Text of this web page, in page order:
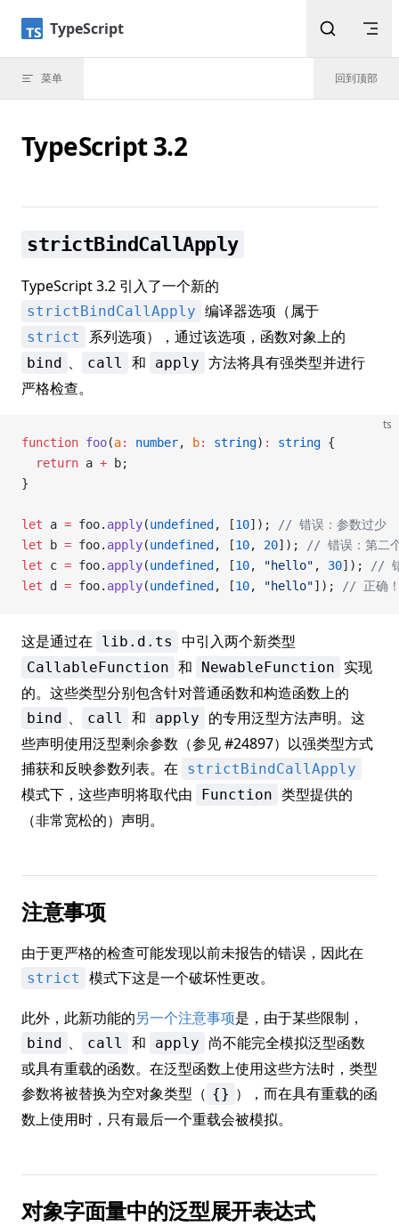
Skip to content
TypeScript
菜单 回到顶部
TypeScript 3.2
strictBindCallApply
TypeScript 3.2 引入了一个新的
strictBindCallApply 编译器选项（属于
strict 系列选项），通过该选项，函数对象上的
bind 、 call 和 apply 方法将具有强类型并进行
严格检查。
ts
function foo(a: number, b: string) : string {
  return
a + b;
}
let a = foo. apply(undefined , [10]);
// 错误：参数过少
let b = foo. apply(undefined , [10, 20]);
// 错误：第二
let c = foo. apply(undefined , [10, "hello" , 30]);
//
let d = foo. apply(undefined , [10, "hello"]); // 正确！
这是通过在 lib.d.ts 中引入两个新类型
CallableFunction 和 NewableFunction
实现
的。这些类型分别包含针对普通函数和构造函数上的
bind 、 call 和 apply
的专用泛型方法声明。这
些声明使用泛型剩余参数（参见 #24897）以强类型方式
捕获和反映参数列表。在
strictBindCallApply
模式下，这些声明将取代由 Function 类型提供的
（非常宽松的）声明。
注意事项
由于更严格的检查可能发现以前未报告的错误，因此在
strict 模式下这是一个破坏性更改。
此外，此新功能的另一个注意事项是，由于某些限制，
bind 、 call 和 apply
尚不能完全模拟泛型函数
或具有重载的函数。在泛型函数上使用这些方法时，类型
参数将被替换为空对象类型（ {} ），而在具有重载的函
数上使用时，只有最后一个重载会被模拟。
对象字面量中的泛型展开表达式